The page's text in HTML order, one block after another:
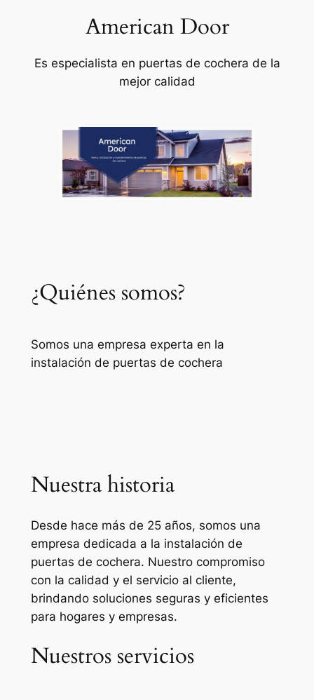
contenido
American Door
Es especialista en puertas de cochera de la
mejor calidad
¿Quiénes somos?
Somos una empresa experta en la
instalación de puertas de cochera
Nuestra historia
Desde hace más de 25 años, somos una
empresa dedicada a la instalación de
puertas de cochera. Nuestro compromiso
con la calidad y el servicio al cliente,
brindando soluciones seguras y eficientes
para hogares y empresas.
Nuestros servicios